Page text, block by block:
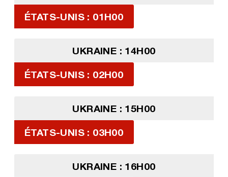
ÉTATS-UNIS : 01H00
UKRAINE : 14H00
ÉTATS-UNIS : 02H00
UKRAINE : 15H00
ÉTATS-UNIS : 03H00
UKRAINE : 16H00